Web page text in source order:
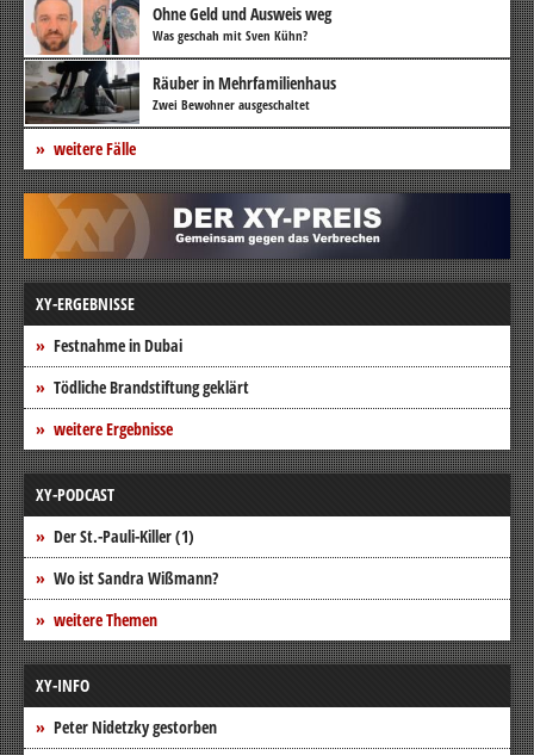
Ohne Geld und Ausweis weg
Was geschah mit Sven Kühn?
Räuber in Mehrfamilienhaus
Zwei Bewohner ausgeschaltet
weitere Fälle
XY-ERGEBNISSE
Festnahme in Dubai
Tödliche Brandstiftung geklärt
weitere Ergebnisse
XY-PODCAST
Der St.-Pauli-Killer (1)
Wo ist Sandra Wißmann?
weitere Themen
XY-INFO
Peter Nidetzky gestorben